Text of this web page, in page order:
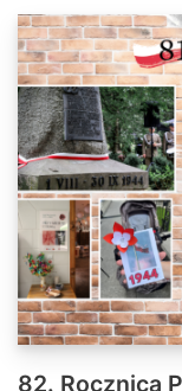
82. Rocznica